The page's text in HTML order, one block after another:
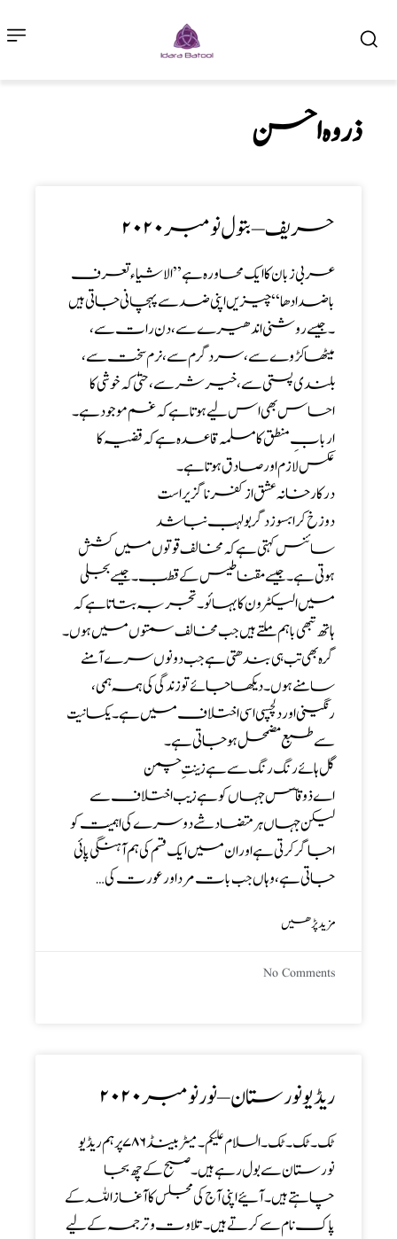
ذروہ احسن
حریف – بتول نومبر۲۰۲۰
عربی زبان کا ایک محاورہ ہے’’ الاشیاء تعرف
باضدادھا‘‘ چیزیں اپنی ضد سے پہچانی جاتی ہیں
۔ جیسے روشنی اندھیرے سے ، دن رات سے ،
میٹھا کڑوے سے ، سرد گرم سے ، نرم سخت سے ،
بلندی پستی سے،خیر شر سے ، حتیٰ کہ خوشی کا
احساس بھی اس لیے ہوتا ہے کہ غم موجود ہے۔
اربابِ منطق کا مسلمہ قاعدہ ہے کہ قضیہ کا
عکس لازم اور صادق ہوتا ہے ۔
درکار خانہ عشق از کفر نا گزیر است
دوزخ کرابسوزدگر بولہب نباشد
سائنس کہتی ہے کہ مخالف قوتوں میں کشش
ہوتی ہے ۔ جیسے مقناطیس کے قطب۔ جیسے بجلی
میں الیکٹرون کا بہائو ۔ تجربہ بتاتا ہے کہ
ہاتھ تبھی باہم ملتے ہیں جب مخالف سمتوں میں ہوں ۔
گرہ بھی تب ہی بندھتی ہے جب دونوں سرے آمنے
سامنے ہوں ۔ دیکھا جائے تو زندگی کی ہمہ ہمی ،
رنگینی اور دلچسپی اسی اختلاف میں ہے ۔ یکسانیت
سے طبع مضمحل ہو جاتی ہے۔
گل ہائے رنگ رنگ سے ہے زینت ِ چمن
اے ذوقؔاس جہاں کو ہے زیب اختلاف سے
لیکن جہاں ہر متضاد شے دوسرے کی اہمیت کو
اجاگر کرتی ہے اور ان میں ایک قسم کی ہم آہنگی پائی
جاتی ہے ، وہاں جب بات مرد اور عورت کی…
مزید پڑھیں
No Comments
ریڈیو نورستان – نور نومبر ۲۰۲۰
ٹک ۔ٹک۔ٹک۔ السلام علیکم ۔ میٹر بینڈ ۷۸۶ پر ہم ریڈیو
نورستان سے بول رہے ہیں ۔ صبح کے چھ بجا
چاہتے ہیں ۔ آئیے اپنی آج کی مجلس کا آغاز اللہ کے
پاک نام سے کرتے ہیں ۔ تلاوت و ترجمہ کے لیے